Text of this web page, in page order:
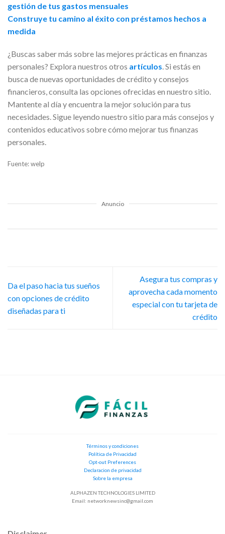
gestión de tus gastos mensuales
Construye tu camino al éxito con préstamos hechos a
medida
¿Buscas saber más sobre las mejores prácticas en finanzas
personales? Explora nuestros otros artículos. Si estás en
busca de nuevas oportunidades de crédito y consejos
financieros, consulta las opciones ofrecidas en nuestro sitio.
Mantente al día y encuentra la mejor solución para tus
necesidades. Sigue leyendo nuestro sitio para más consejos y
contenidos educativos sobre cómo mejorar tus finanzas
personales.
Fuente: welp
Anuncio
Da el paso hacia tus sueños
con opciones de crédito
diseñadas para ti
Asegura tus compras y
aprovecha cada momento
especial con tu tarjeta de
crédito
Términos y condiciones
Política de Privacidad
Opt-out Preferences
Declaracion de privacidad
Sobre la empresa
ALPHAZEN TECHNOLOGIES LIMITED
Email: networknewsinc@gmail.com